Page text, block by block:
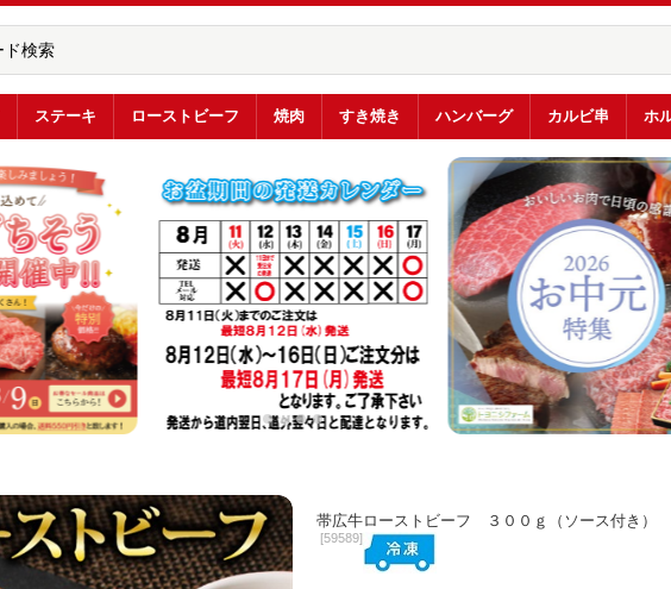
ステーキ ローストビーフ 焼肉 すき焼き ハンバーグ カルビ串 ホ
帯広牛ローストビーフ ３００ｇ（ソース付き）
[59589]